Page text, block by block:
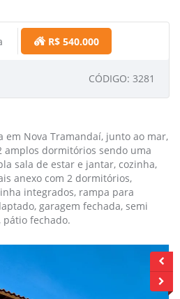
R$ 540.000
CÓDIGO: 3281
em Nova Tramandaí, junto ao mar,
amplos dormitórios sendo uma
sala de estar e jantar, cozinha,
anexo com 2 dormitórios,
integrados, rampa para
garagem fechada, semi
pátio fechado.